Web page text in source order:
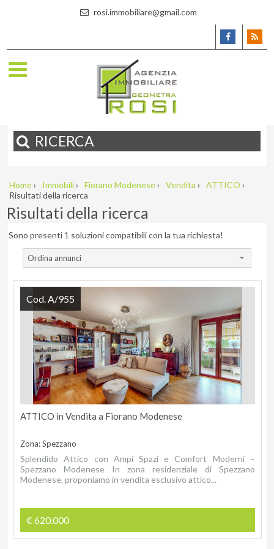
rosi.immobiliare@gmail.com
RICERCA
Home› Immobili› Fiorano Modenese› Vendita › ATTICO ›
Risultati della ricerca
Risultati della ricerca
Sono presenti 1 soluzioni compatibili con la tua richiesta!
Ordina annunci
ATTICO in Vendita a Fiorano Modenese
Zona: Spezzano
Splendido Attico con Ampi Spazi e Comfort Moderni –
Spezzano Modenese In zona residenziale di Spezzano
Modenese, proponiamo in vendita esclusivo attico...
€ 620.000
Cod. A/955